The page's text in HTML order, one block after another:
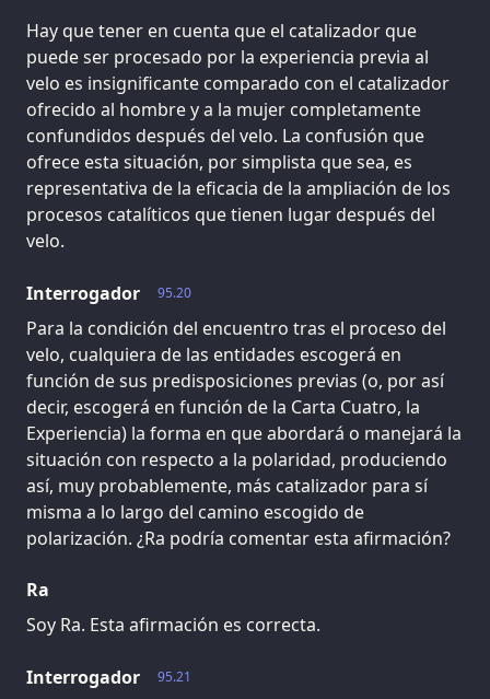
Hay que tener en cuenta que el catalizador que
puede ser procesado por la experiencia previa al
velo es insignificante comparado con el catalizador
ofrecido al hombre y a la mujer completamente
confundidos después del velo. La confusión que
ofrece esta situación, por simplista que sea, es
representativa de la eficacia de la ampliación de los
procesos catalíticos que tienen lugar después del
velo.
95.20
Interrogador
Para la condición del encuentro tras el proceso del
velo, cualquiera de las entidades escogerá en
función de sus predisposiciones previas (o, por así
decir, escogerá en función de la Carta Cuatro, la
Experiencia) la forma en que abordará o manejará la
situación con respecto a la polaridad, produciendo
así, muy probablemente, más catalizador para sí
misma a lo largo del camino escogido de
polarización. ¿Ra podría comentar esta afirmación?
Ra
Soy Ra. Esta afirmación es correcta.
95.21
Interrogador